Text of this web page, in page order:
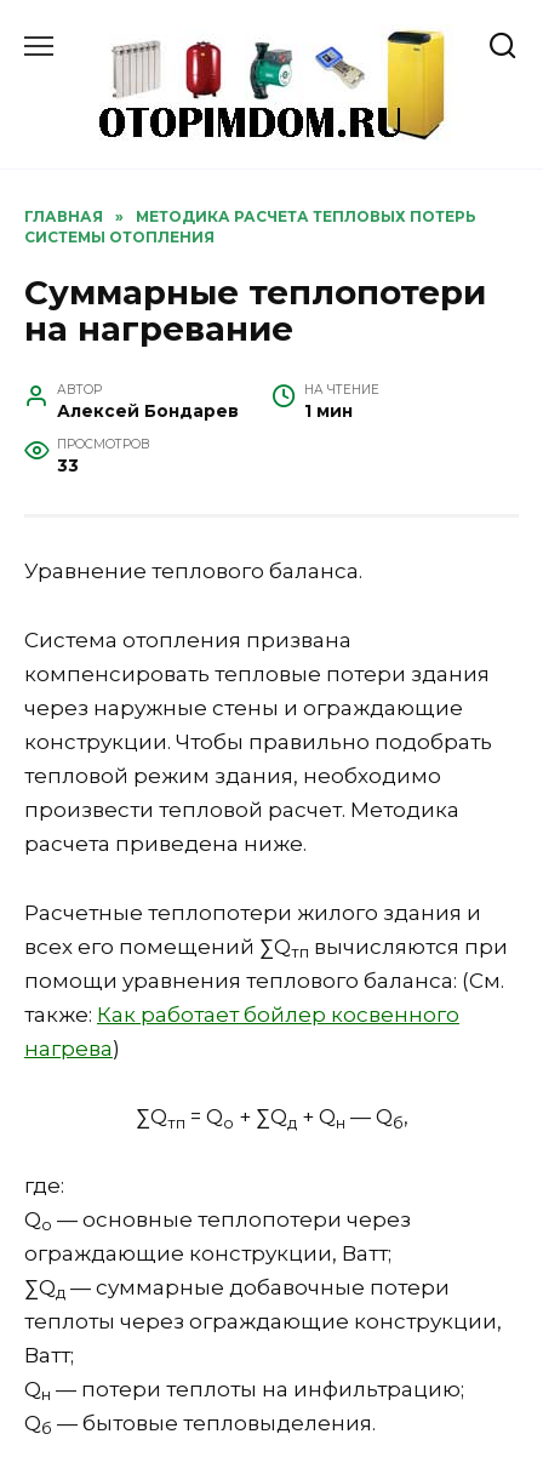
ГЛАВНАЯ »
МЕТОДИКА РАСЧЕТА ТЕПЛОВЫХ ПОТЕРЬ
СИСТЕМЫ ОТОПЛЕНИЯ
Суммарные теплопотери
на нагревание
АВТОР
Алексей Бондарев
НА ЧТЕНИЕ
1 мин
ПРОСМОТРОВ
33
Уравнение теплового баланса.
Система отопления призвана
компенсировать тепловые потери здания
через наружные стены и ограждающие
конструкции. Чтобы правильно подобрать
тепловой режим здания, необходимо
произвести тепловой расчет. Методика
расчета приведена ниже.
Расчетные теплопотери жилого здания и
всех его помещений ∑Qтп вычисляются при
помощи уравнения теплового баланса: (См.
также: Как работает бойлер косвенного
нагрева)
∑Qтп = Qо + ∑Qд + Qн — Qб,
где:
Qо — основные теплопотери через
ограждающие конструкции, Ватт;
∑Qд — суммарные добавочные потери
теплоты через ограждающие конструкции,
Ватт;
Qн — потери теплоты на инфильтрацию;
Qб — бытовые тепловыделения.